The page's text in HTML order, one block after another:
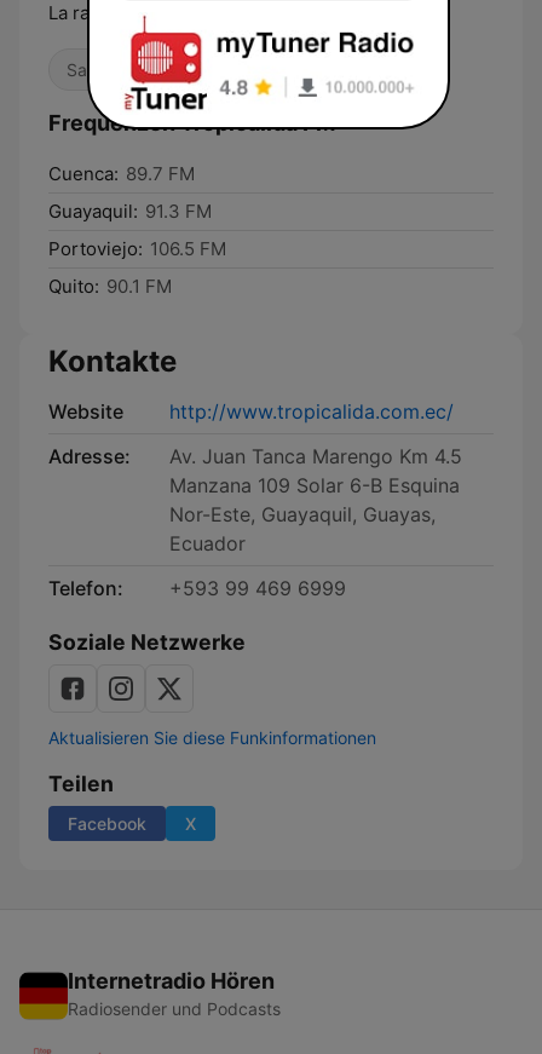
La radio más caliente
Salsa Latino
Frequenzen Tropicálida FM:
Cuenca: 89.7 FM
Guayaquil: 91.3 FM
Portoviejo: 106.5 FM
Quito: 90.1 FM
Kontakte
Website
http://www.tropicalida.com.ec/
Adresse:
Av. Juan Tanca Marengo Km 4.5
Manzana 109 Solar 6-B Esquina
Nor-Este, Guayaquil, Guayas,
Ecuador
Telefon:
+593 99 469 6999
Soziale Netzwerke
Aktualisieren Sie diese Funkinformationen
Teilen
Facebook X
Internetradio Hören
Radiosender und Podcasts